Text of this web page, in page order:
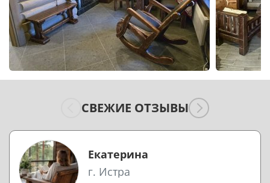
СВЕЖИЕ ОТЗЫВЫ
Екатерина
г. Истра